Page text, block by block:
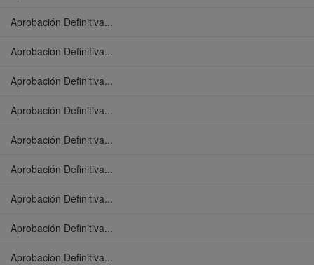
Aprobación Definitiva...
Aprobación Definitiva...
Aprobación Definitiva...
Aprobación Definitiva...
Aprobación Definitiva...
Aprobación Definitiva...
Aprobación Definitiva...
Aprobación Definitiva...
Aprobación Definitiva...